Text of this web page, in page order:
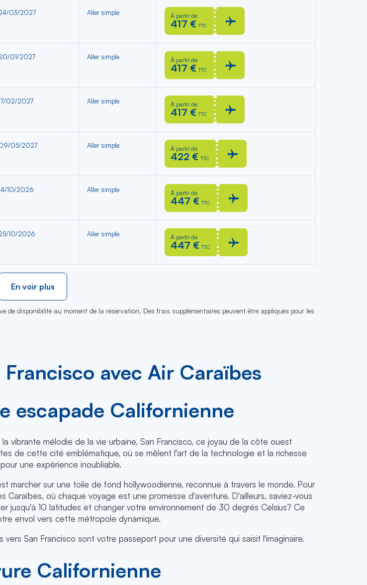
03/2027 Aller simple À partir de
417 € TTC
01/2027 Aller simple À partir de
417 € TTC
02/2027 Aller simple À partir de
417 € TTC
05/2027 Aller simple À partir de
422 € TTC
10/2026 Aller simple À partir de
447 € TTC
10/2026 Aller simple À partir de
447 € TTC
En voir plus
disponibilité au moment de la réservation. Des frais supplémentaires peuvent être appliqués pour les
avec Air Caraïbes
escapade Californienne
vibrante mélodie de la vie urbaine. San Francisco, ce joyau de la côte ouest
de cette cité emblématique, où se mêlent l'art de la technologie et la richesse
une expérience inoubliable.
marcher sur une toile de fond hollywoodienne, reconnue à travers le monde. Pour
où chaque voyage est une promesse d'aventure. D'ailleurs, saviez-vous
jusqu'à 10 latitudes et changer votre environnement de 30 degrés Celsius? Ce
envol vers cette métropole dynamique.
San Francisco sont votre passeport pour une diversité qui saisit l'imaginaire.
Californienne